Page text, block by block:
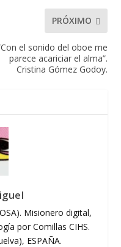
PRÓXIMO
el sonido del oboe me
parece acariciar el alma”.
Cristina Gómez Godoy.
Misionero digital,
por Comillas CIHS.
ESPAÑA.